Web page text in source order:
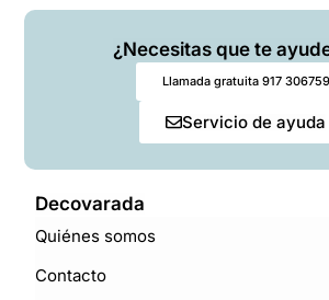
¿Necesitas que te
Llamada gratuita 917 306759
Servicio de ayuda
Decovarada
Quiénes somos
Contacto